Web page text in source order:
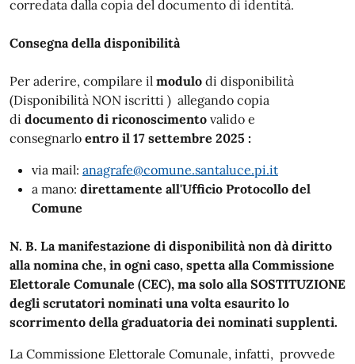
corredata dalla copia del documento di identità.
Consegna della disponibilità
Per aderire, compilare il modulo di disponibilità
(Disponibilità NON iscritti ) allegando copia
di documento di riconoscimento valido e
consegnarlo entro il 17 settembre 2025 :
via mail: anagrafe@comune.santaluce.pi.it
a mano: direttamente all'Ufficio Protocollo del
Comune
N. B. La manifestazione di disponibilità non dà diritto
alla nomina che, in ogni caso, spetta alla Commissione
Elettorale Comunale (CEC), ma solo alla SOSTITUZIONE
degli scrutatori nominati una volta esaurito lo
scorrimento della graduatoria dei nominati supplenti.
La Commissione Elettorale Comunale, infatti, provvede